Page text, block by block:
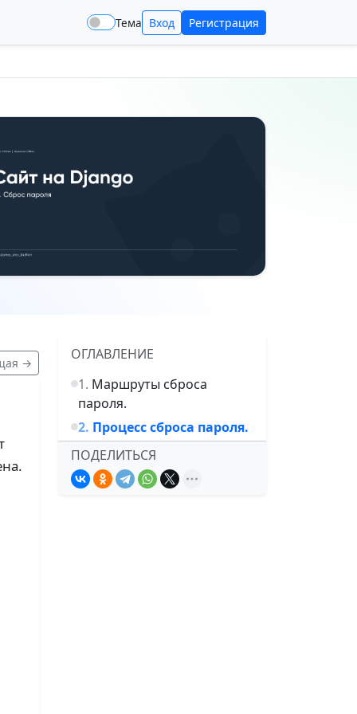
Тема Вход Регистрация
→
ОГЛАВЛЕНИЕ
Маршруты сброса
пароля.
Процесс сброса пароля.
ПОДЕЛИТЬСЯ